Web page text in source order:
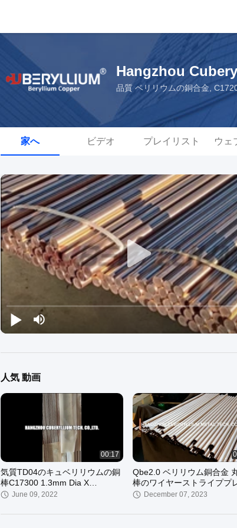
Hangzhou
品質 ベリリウムの銅合金,
家へ ビデオ プレイリスト ウェ
人気 動画
00:17
気質TD04のキュベリリウムの銅
棒C17300 1.3mm Dia X
2000mmL
June 09, 2022
Qbe2.0 ベリリウム銅合金
棒のワイヤーストライププ
ト 標準 ГОСТ 1789-70
December 07, 2023